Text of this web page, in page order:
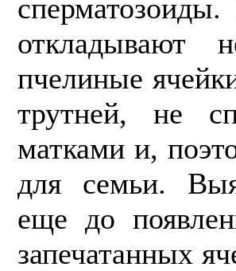
откладывают
пчелиные
трутней, не
матками и,
для семьи.
еще до
запечатанных